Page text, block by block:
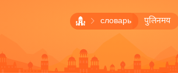
словарь पुलिनमय